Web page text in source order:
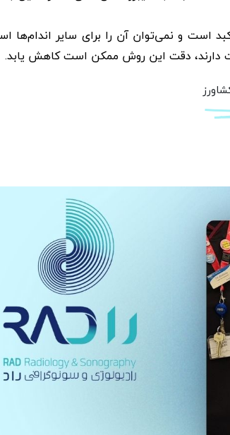
و نمی‌توان آن را برای سایر اندام‌ها
دارند، دقت این روش ممکن است کاهش یابد.